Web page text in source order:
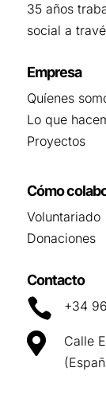
35 años
social a
Empresa
Quíenes
Lo que
Proyectos
Cómo
Voluntariado
Donaciones
Contacto
 +34

Calle